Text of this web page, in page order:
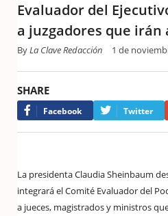
Evaluador del
a juzgadores que irán
ByLa Clave Redacción 1 de
SHARE
Facebook Twitter
La presidenta Claudia Sheinbaum
integrará el Comité Evaluador del
a jueces, magistrados y ministros